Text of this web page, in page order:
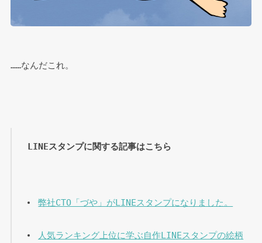
……なんだこれ。
LINEスタンプに関する記事はこちら
弊社CTO「づや」がLINEスタンプになりました。
人気ランキング上位に学ぶ自作LINEスタンプの絵柄